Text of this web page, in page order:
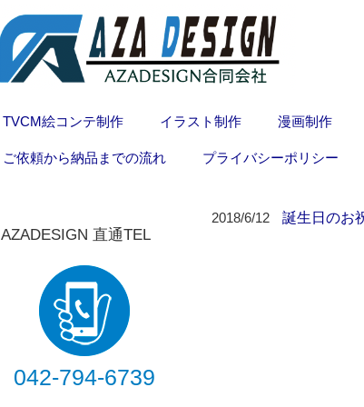
TVCM絵コンテ制作 イラスト制作 漫画制作
ご依頼から納品までの流れ プライバシーポリシー
2018/6/12 誕生日のお
AZADESIGN 直通TEL
042-794-6739